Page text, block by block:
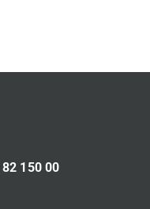
150 00